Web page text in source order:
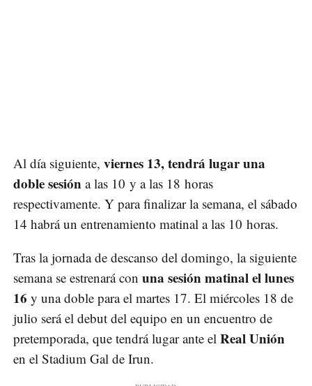
Al día siguiente, viernes 13, tendrá lugar una
doble sesión a las 10 y a las 18 horas
respectivamente. Y para finalizar la semana, el sábado
14 habrá un entrenamiento matinal a las 10 horas.
Tras la jornada de descanso del domingo, la siguiente
semana se estrenará con una sesión matinal el lunes
16 y una doble para el martes 17. El miércoles 18 de
julio será el debut del equipo en un encuentro de
pretemporada, que tendrá lugar ante el Real Unión
en el Stadium Gal de Irun.